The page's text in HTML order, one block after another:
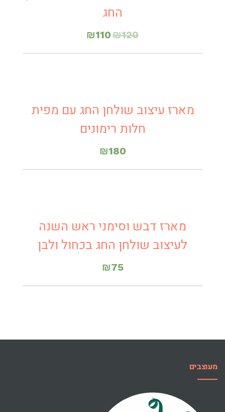
החג
₪120
₪110
מארז עיצוב שולחן החג עם מפית
חלות רימונים
₪180
מארז דבש וסימני ראש השנה
לעיצוב שולחן החג בכחול ולבן
₪75
מעוצבים